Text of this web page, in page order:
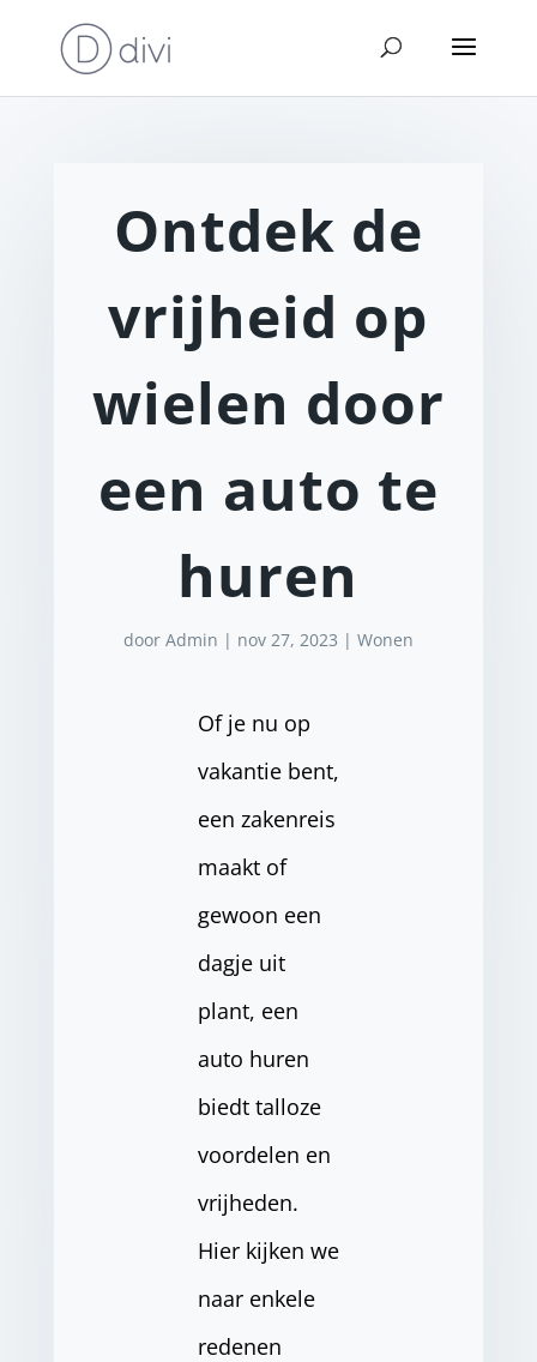
Ontdek de
vrijheid op
wielen door
een auto te
huren
door Admin | nov 27, 2023 | Wonen
Of je nu op
vakantie bent,
een zakenreis
maakt of
gewoon een
dagje uit
plant, een
auto huren
biedt talloze
voordelen en
vrijheden.
Hier kijken we
naar enkele
redenen